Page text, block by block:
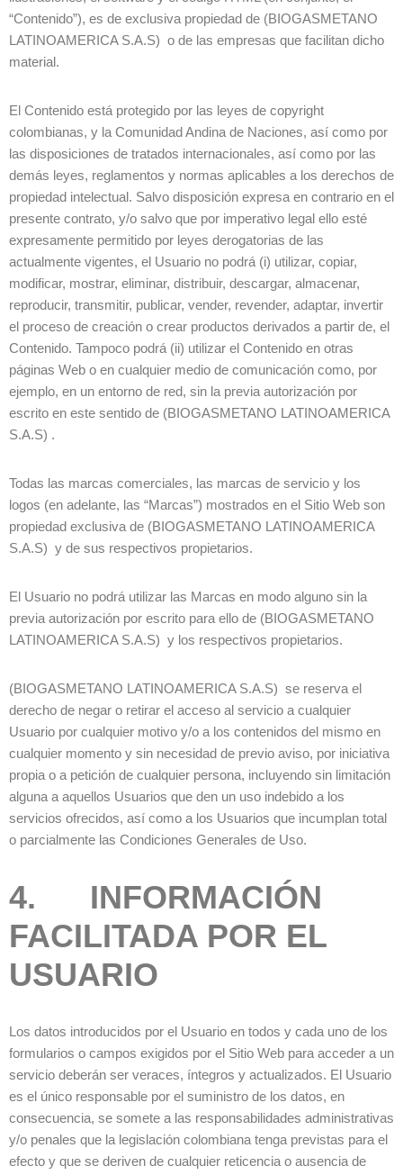
“Contenido”), es de exclusiva propiedad de (BIOGASMETANO
LATINOAMERICA S.A.S) o de las empresas que facilitan dicho
material.
El Contenido está protegido por las leyes de copyright
colombianas, y la Comunidad Andina de Naciones, así como por
las disposiciones de tratados internacionales, así como por las
demás leyes, reglamentos y normas aplicables a los derechos de
propiedad intelectual. Salvo disposición expresa en contrario en el
presente contrato, y/o salvo que por imperativo legal ello esté
expresamente permitido por leyes derogatorias de las
actualmente vigentes, el Usuario no podrá (i) utilizar, copiar,
modificar, mostrar, eliminar, distribuir, descargar, almacenar,
reproducir, transmitir, publicar, vender, revender, adaptar, invertir
el proceso de creación o crear productos derivados a partir de, el
Contenido. Tampoco podrá (ii) utilizar el Contenido en otras
páginas Web o en cualquier medio de comunicación como, por
ejemplo, en un entorno de red, sin la previa autorización por
escrito en este sentido de (BIOGASMETANO LATINOAMERICA
S.A.S) .
Todas las marcas comerciales, las marcas de servicio y los
logos (en adelante, las “Marcas”) mostrados en el Sitio Web son
propiedad exclusiva de (BIOGASMETANO LATINOAMERICA
S.A.S) y de sus respectivos propietarios.
El Usuario no podrá utilizar las Marcas en modo alguno sin la
previa autorización por escrito para ello de (BIOGASMETANO
LATINOAMERICA S.A.S) y los respectivos propietarios.
(BIOGASMETANO LATINOAMERICA S.A.S) se reserva el
derecho de negar o retirar el acceso al servicio a cualquier
Usuario por cualquier motivo y/o a los contenidos del mismo en
cualquier momento y sin necesidad de previo aviso, por iniciativa
propia o a petición de cualquier persona, incluyendo sin limitación
alguna a aquellos Usuarios que den un uso indebido a los
servicios ofrecidos, así como a los Usuarios que incumplan total
o parcialmente las Condiciones Generales de Uso.
4. INFORMACIÓN
FACILITADA POR EL
USUARIO
Los datos introducidos por el Usuario en todos y cada uno de los
formularios o campos exigidos por el Sitio Web para acceder a un
servicio deberán ser veraces, íntegros y actualizados. El Usuario
es el único responsable por el suministro de los datos, en
consecuencia, se somete a las responsabilidades administrativas
y/o penales que la legislación colombiana tenga previstas para el
efecto y que se deriven de cualquier reticencia o ausencia de